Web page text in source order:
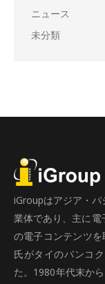
ニュース
未分類
iGroupはアジア・
業体であり、主に
の電子コンテンツ
氏がタイのバンコ
た。1980年代末か